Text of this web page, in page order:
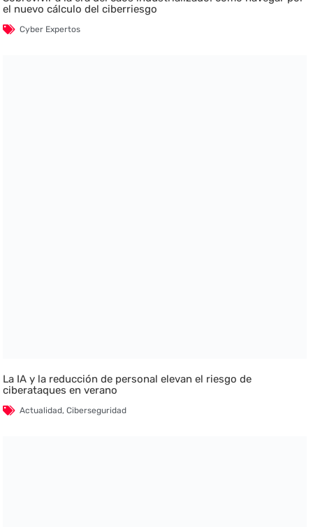
el nuevo cálculo del ciberriesgo
Cyber Expertos
La IA y la reducción de personal elevan el riesgo de
ciberataques en verano
Actualidad,Ciberseguridad